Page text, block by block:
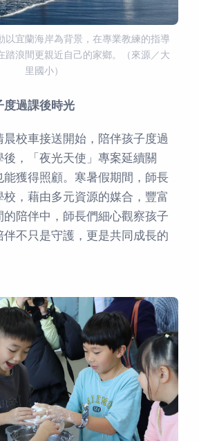
以宜蘭海岸為背景，在專業教練的指導
踏浪間更親近自己的家鄉。（來源／大
里國小）
度過課後時光
晨校車接送開始，陪伴孩子度過
，「夜光天使」專案延續關
能獲得照顧。寒暑假期間，師長
，藉由多元資源的媒合，豐富
的陪伴中，師長們細心觀察孩子
伴不只是守護，更是共同成長的